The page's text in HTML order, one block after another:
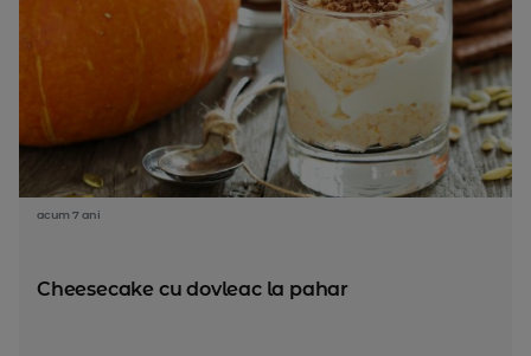
acum 7 ani
Cheesecake cu dovleac la pahar